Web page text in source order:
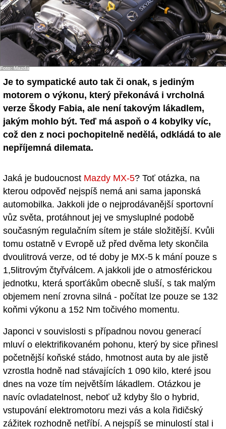
Foto: Mazda
Je to sympatické auto tak či onak, s jediným
motorem o výkonu, který překonává i vrcholná
verze Škody Fabia, ale není takovým lákadlem,
jakým mohlo být. Teď má aspoň o 4 kobylky víc,
což den z noci pochopitelně nedělá, odkládá to ale
nepříjemná dilemata.
Jaká je budoucnost Mazdy MX-5? Toť otázka, na
kterou odpověď nejspíš nemá ani sama japonská
automobilka. Jakkoli jde o nejprodávanější sportovní
vůz světa, protáhnout jej ve smysluplné podobě
současným regulačním sítem je stále složitější. Kvůli
tomu ostatně v Evropě už před dvěma lety skončila
dvoulitrová verze, od té doby je MX-5 k mání pouze s
1,5litrovým čtyřválcem. A jakkoli jde o atmosférickou
jednotku, která sporťákům obecně sluší, s tak malým
objemem není zrovna silná - počítat lze pouze se 132
koňmi výkonu a 152 Nm točivého momentu.
Japonci v souvislosti s případnou novou generací
mluví o elektrifikovaném pohonu, který by sice přinesl
početnější koňské stádo, hmotnost auta by ale jistě
vzrostla hodně nad stávajících 1 090 kilo, které jsou
dnes na voze tím největším lákadlem. Otázkou je
navíc ovladatelnost, neboť už kdyby šlo o hybrid,
vstupování elektromotoru mezi vás a kola řidičský
zážitek rozhodně netříbí. A nejspíš se minulostí stal i